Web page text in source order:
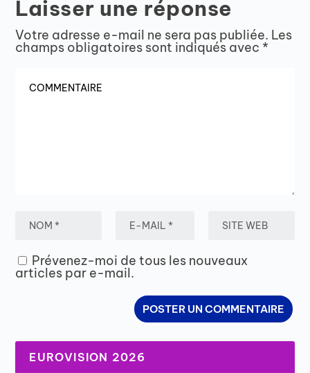
Laisser une réponse
Votre adresse e-mail ne sera pas publiée. Les
champs obligatoires sont indiqués avec *
Prévenez-moi de tous les nouveaux
articles par e-mail.
EUROVISION 2026